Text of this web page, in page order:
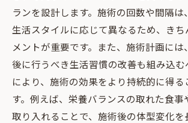
ランを設計します。施術の回数や間隔は
生活スタイルに応じて異なるため、き
メントが重要です。また、施術計画には
後に行うべき生活習慣の改善も組み込む
により、施術の効果をより持続的に得る
す。例えば、栄養バランスの取れた食事
取り入れることで、施術後の体型変化を